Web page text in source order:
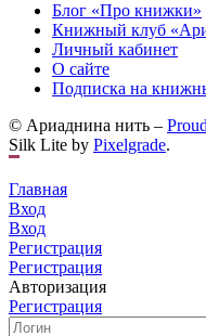
Блог «Про книжки»
Книжный клуб
Личный кабинет
О сайте
Подписка на
© Ариаднина нить –
Silk Lite by Pixelgrade.
Главная
Вход
Вход
Регистрация
Регистрация
Авторизация
Регистрация